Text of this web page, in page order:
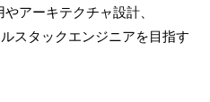
アーキテクチャ設計、
スタックエンジニアを目指す